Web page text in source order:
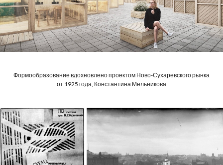
Формообразование вдохновлено проектом Ново-Сухаревского рынка
от 1925 года, Константина Мельникова